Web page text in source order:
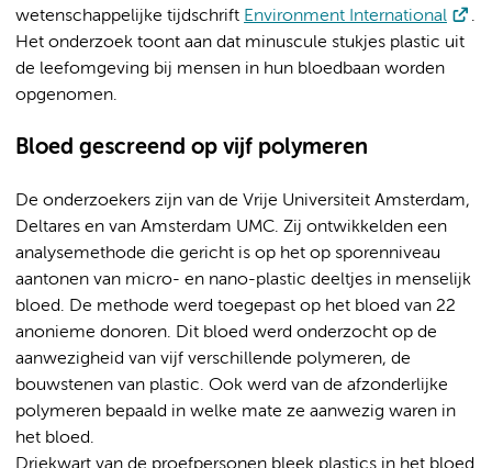
wetenschappelijke tijdschrift Environment International
.
Het onderzoek toont aan dat minuscule stukjes plastic uit
de leefomgeving bij mensen in hun bloedbaan worden
opgenomen.
Bloed gescreend op vijf polymeren
De onderzoekers zijn van de Vrije Universiteit Amsterdam,
Deltares en van Amsterdam UMC. Zij ontwikkelden een
analysemethode die gericht is op het op sporenniveau
aantonen van micro- en nano-plastic deeltjes in menselijk
bloed. De methode werd toegepast op het bloed van 22
anonieme donoren. Dit bloed werd onderzocht op de
aanwezigheid van vijf verschillende polymeren, de
bouwstenen van plastic. Ook werd van de afzonderlijke
polymeren bepaald in welke mate ze aanwezig waren in
het bloed.
Driekwart van de proefpersonen bleek plastics in het bloed